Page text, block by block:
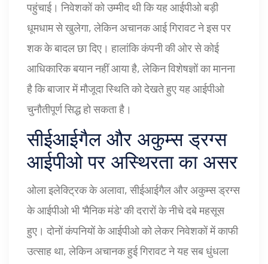
पहुंचाई। निवेशकों को उम्मीद थी कि यह आईपीओ बड़ी
धूमधाम से खुलेगा, लेकिन अचानक आई गिरावट ने इस पर
शक के बादल छा दिए। हालांकि कंपनी की ओर से कोई
आधिकारिक बयान नहीं आया है, लेकिन विशेषज्ञों का मानना
है कि बाजार में मौजूदा स्थिति को देखते हुए यह आईपीओ
चुनौतीपूर्ण सिद्ध हो सकता है।
सीईआईगैल और अकुम्स ड्रग्स
आईपीओ पर अस्थिरता का असर
ओला इलेक्ट्रिक के अलावा, सीईआईगैल और अकुम्स ड्रग्स
के आईपीओ भी 'मैनिक मंडे' की दरारों के नीचे दबे महसूस
हुए। दोनों कंपनियों के आईपीओ को लेकर निवेशकों में काफी
उत्साह था, लेकिन अचानक हुई गिरावट ने यह सब धुंधला